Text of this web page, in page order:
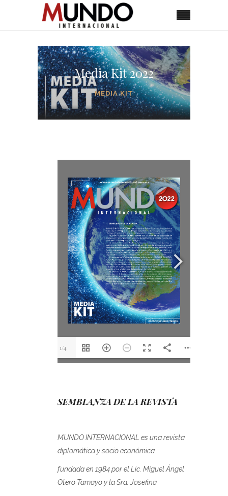
Media Kit 2022
MEDIA KIT
1/4
SEMBLANZA DE LA REVISTA
MUNDO INTERNACIONAL es una revista
diplomática y socio económica
fundada en 1984 por el Lic. Miguel Ángel
Otero Tamayo y la Sra. Josefina